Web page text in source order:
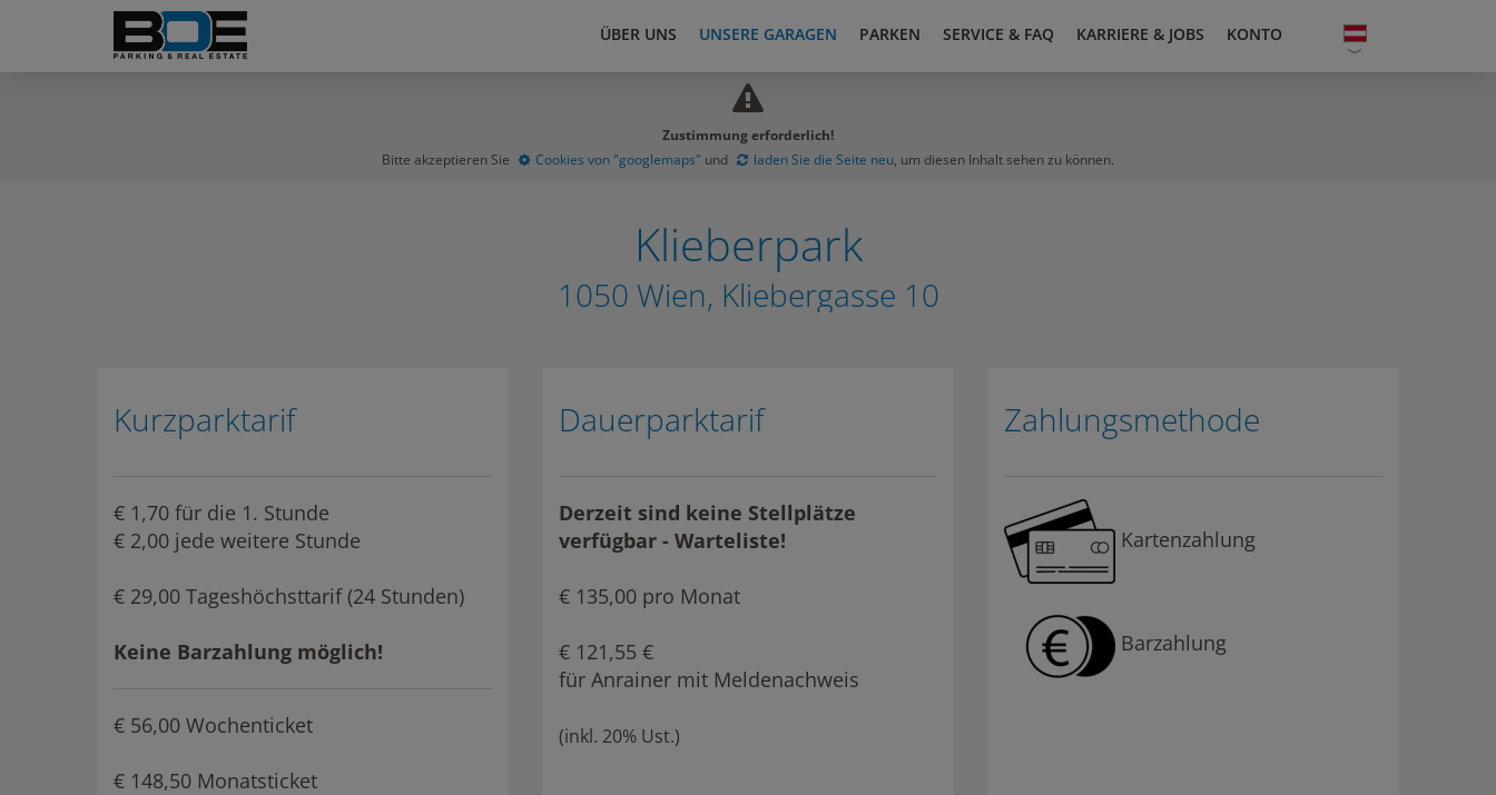
ÜBER UNS UNSERE GARAGEN PARKEN SERVICE & FAQ KARRIERE & JOBS KONTO
Zustimmung erforderlich!
Bitte akzeptieren Sie
Cookies von "googlemaps" und laden Sie die Seite neu, um diesen Inhalt sehen zu können.
Klieberpark
1050 Wien, Kliebergasse 10
Kurzparktarif
€ 1,70 für die 1. Stunde
€ 2,00 jede weitere Stunde
€ 29,00 Tageshöchsttarif (24 Stunden)
Keine Barzahlung möglich!
€ 56,00 Wochenticket
€ 148,50 Monatsticket
Dauerparktarif
Derzeit sind keine Stellplätze
verfügbar - Warteliste!
€ 135,00 pro Monat
€ 121,55 €
für Anrainer mit Meldenachweis
(inkl. 20% Ust.)
Zahlungsmethode
Kartenzahlung
Barzahlung